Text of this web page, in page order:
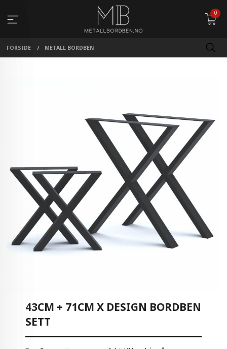
innholdet
0
FORSIDE METALL BORDBEN
43CM + 71CM X DESIGN BORDBEN
SETT